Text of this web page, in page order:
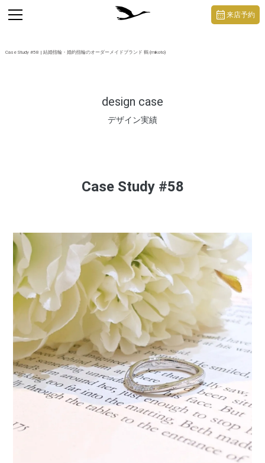
Case Study #58 | 結婚指輪・婚約指輪のオーダーメイドブランド 鶴 (mikoto)
design case
デザイン実績
toggle
navigation
来店予約
Case Study #58